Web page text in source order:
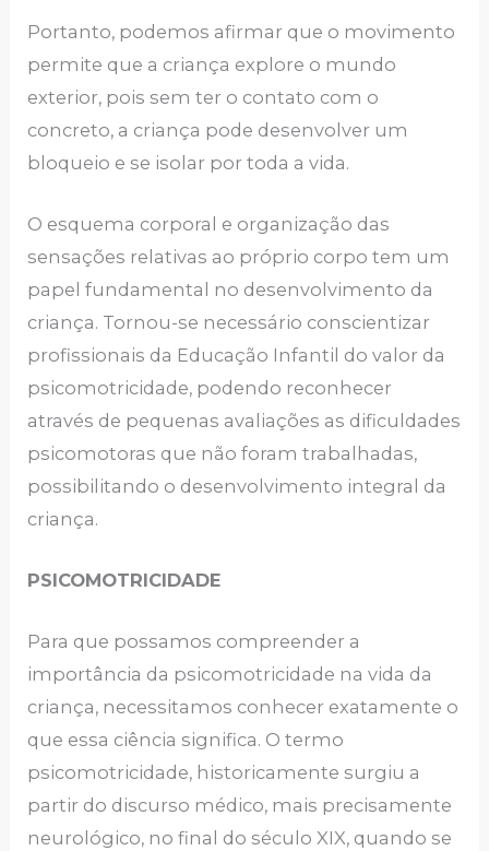
Portanto, podemos afirmar que o movimento
permite que a criança explore o mundo
exterior, pois sem ter o contato com o
concreto, a criança pode desenvolver um
bloqueio e se isolar por toda a vida.
O esquema corporal e organização das
sensações relativas ao próprio corpo tem um
papel fundamental no desenvolvimento da
criança. Tornou-se necessário conscientizar
profissionais da Educação Infantil do valor da
psicomotricidade, podendo reconhecer
através de pequenas avaliações as dificuldades
psicomotoras que não foram trabalhadas,
possibilitando o desenvolvimento integral da
criança.
PSICOMOTRICIDADE
Para que possamos compreender a
importância da psicomotricidade na vida da
criança, necessitamos conhecer exatamente o
que essa ciência significa. O termo
psicomotricidade, historicamente surgiu a
partir do discurso médico, mais precisamente
neurológico, no final do século XIX, quando se